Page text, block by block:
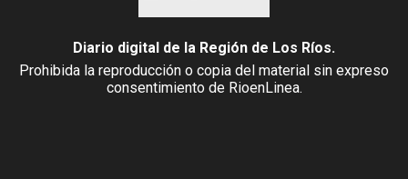
Diario digital de la Región de Los Ríos.
Prohibida la reproducción o copia del material sin expreso
consentimiento de RioenLinea.